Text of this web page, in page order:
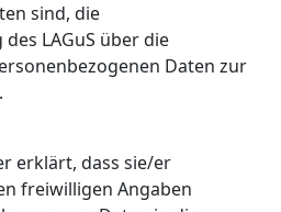
LAGuS über die
Daten zur
erklärt, dass sie/er
freiwilligen Angaben